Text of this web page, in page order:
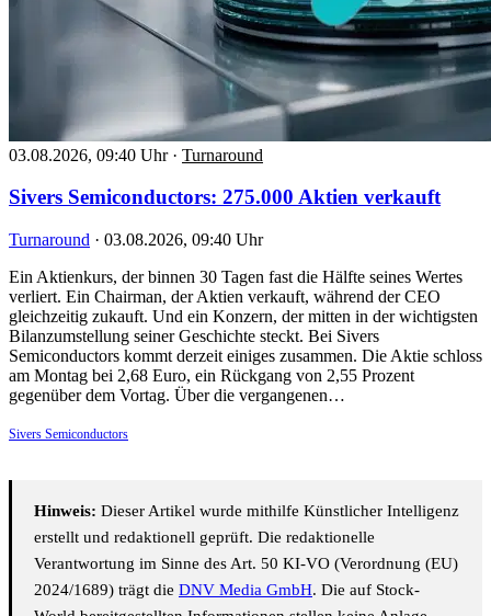
03.08.2026, 09:40 Uhr · Turnaround
Sivers Semiconductors: 275.000 Aktien verkauft
Turnaround · 03.08.2026, 09:40 Uhr
Ein Aktienkurs, der binnen 30 Tagen fast die Hälfte seines Wertes
verliert. Ein Chairman, der Aktien verkauft, während der CEO
gleichzeitig zukauft. Und ein Konzern, der mitten in der wichtigsten
Bilanzumstellung seiner Geschichte steckt. Bei Sivers
Semiconductors kommt derzeit einiges zusammen. Die Aktie schloss
am Montag bei 2,68 Euro, ein Rückgang von 2,55 Prozent
gegenüber dem Vortag. Über die vergangenen…
Sivers Semiconductors
Hinweis: Dieser Artikel wurde mithilfe Künstlicher Intelligenz
erstellt und redaktionell geprüft. Die redaktionelle
Verantwortung im Sinne des Art. 50 KI-VO (Verordnung (EU)
2024/1689) trägt die DNV Media GmbH. Die auf Stock-